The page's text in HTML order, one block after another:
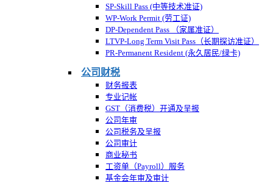
SP-Skill Pass (中等技术准证)
WP-Work Permit (劳工证)
DP-Dependent Pass （家属准证）
LTVP-Long Term Visit Pass（长期探访准证）
PR-Permanent Resident (永久居民/绿卡)
公司财税
财务报表
专业记帐
GST（消费税）开通及呈报
公司年审
公司税务及呈报
公司审计
商业秘书
工资单（Payroll）服务
基金会年审及审计